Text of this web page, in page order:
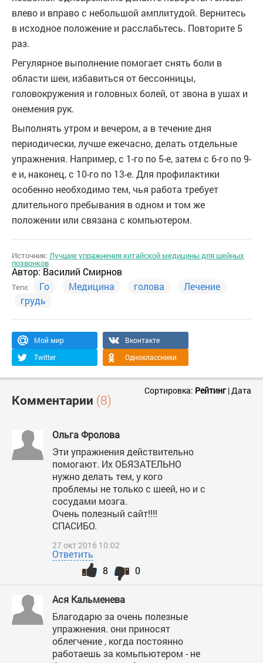
влево и вправо с небольшой амплитудой. Вернитесь
в исходное положение и расслабьтесь. Повторите 5
раз.
Регулярное выполнение помогает снять боли в
области шеи, избавиться от бессонницы,
головокружения и головных болей, от звона в ушах и
онемения рук.
Выполнять утром и вечером, а в течение дня
периодически, лучше ежечасно, делать отдельные
упражнения. Например, с 1-го по 5-е, затем с 6-го по 9-
е и, наконец, с 10-го по 13-е. Для профилактики
особенно необходимо тем, чья работа требует
длительного пребывания в одном и том же
положении или связана с компьютером.
Источник:Лучшие упражнения китайской медицины для шейных
позвонков
Автор: Василий Смирнов
Теги: Го Медицина голова
Лечение
грудь
Мой мир
Вконтакте
Twitter
Одноклассники
Комментарии (8)
Сортировка: Рейтинг|Дата
Ольга Фролова
Эти упражнения действительно
помогают. Их ОБЯЗАТЕЛЬНО
нужно делать тем, у кого
проблемы не только с шеей, но и с
сосудами мозга.
Очень полезный сайт!!!!
СПАСИБО.
27 окт 2016 10:02
Ответить
0
8
Ася Кальменева
Благодарю за очень полезные
упражнения. они приносят
облегчение , когда постоянно
работаешь за комьпьютером - не